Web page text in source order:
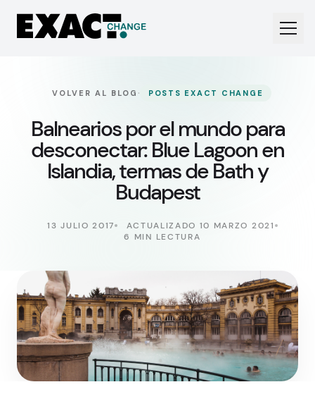
VOLVER AL BLOG · POSTS EXACT CHANGE
Balnearios por el mundo para
desconectar: Blue Lagoon en
Islandia, termas de Bath y
Budapest
13 JULIO 2017
ACTUALIZADO 10 MARZO 2021
6 MIN LECTURA